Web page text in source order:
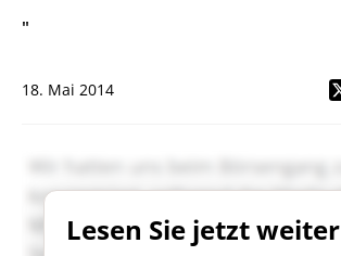
"
18. Mai 2014
Lesen Sie jetzt weiter